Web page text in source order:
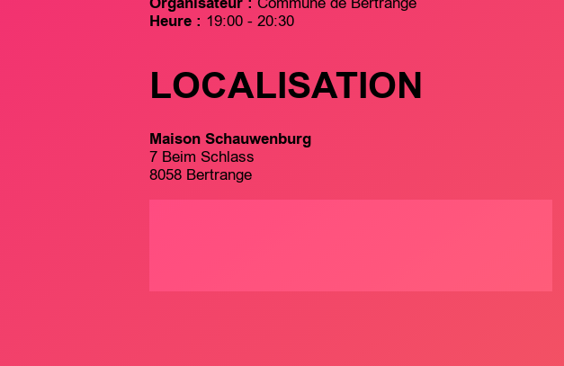
Heure : 19:00 - 20:30
LOCALISATION
Maison Schauwenburg
7 Beim Schlass
8058 Bertrange